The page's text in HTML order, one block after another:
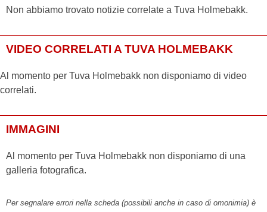
Non abbiamo trovato notizie correlate a Tuva Holmebakk.
VIDEO CORRELATI A TUVA HOLMEBAKK
Al momento per Tuva Holmebakk non disponiamo di video
correlati.
IMMAGINI
Al momento per Tuva Holmebakk non disponiamo di una
galleria fotografica.
Per segnalare errori nella scheda (possibili anche in caso di omonimia) è